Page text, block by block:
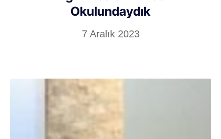
Okulundaydık
7 Aralık 2023